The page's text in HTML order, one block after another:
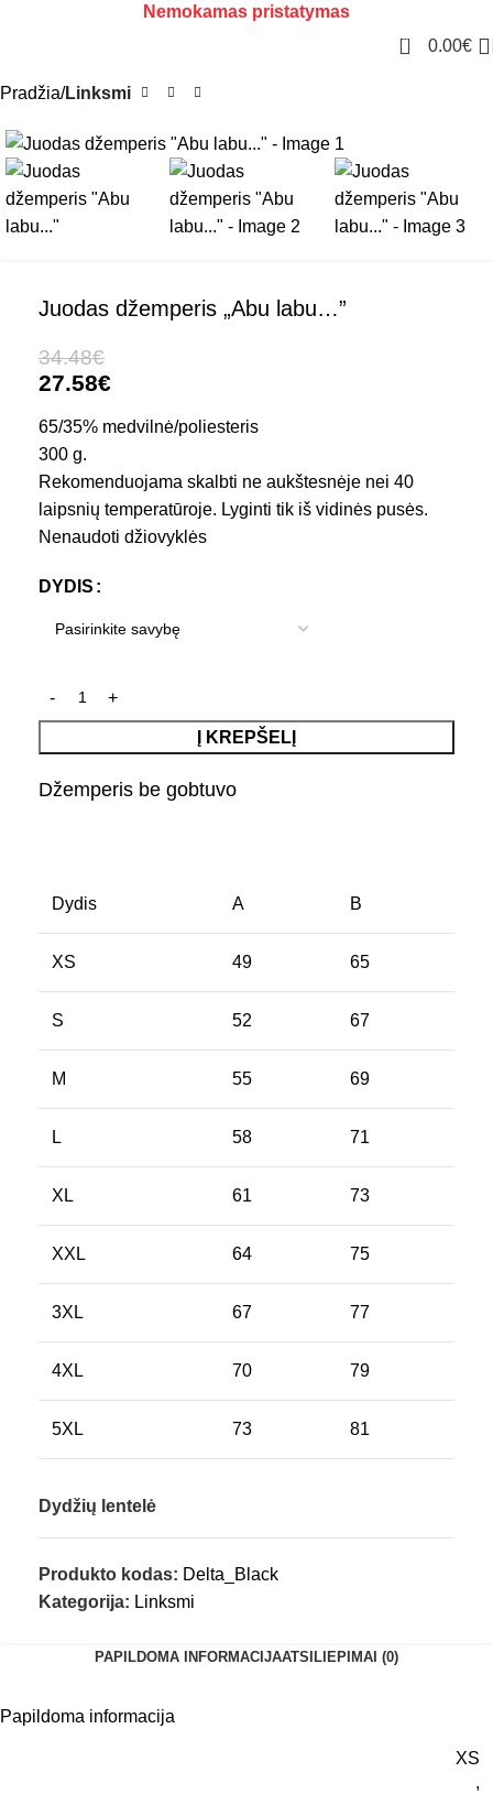
Nemokamas pristatymas
0 0.00€
Pradžia Linksmi
Juodas džemperis „Abu labu…”
34.48€
27.58€
65/35% medvilnė/poliesteris
300 g.
Rekomenduojama skalbti ne aukštesnėje nei 40
laipsnių temperatūroje. Lyginti tik iš vidinės pusės.
Nenaudoti džiovyklės
DYDIS
Į KREPŠELĮ
Džemperis be gobtuvo
Dydis A B
XS 49 65
S 52 67
M 55 69
L 58 71
XL 61 73
XXL 64 75
3XL 67 77
4XL 70 79
5XL 73 81
Dydžių lentelė
Produkto kodas: Delta_Black
Kategorija: Linksmi
PAPILDOMA INFORMACIJAATSILIEPIMAI (0)
Papildoma informacija
XS
,